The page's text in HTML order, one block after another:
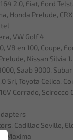
2.0, Fiat, Ford
Honda Prelude,
VW Golf 4
V8 en 100, Coupe,
Nissan Silvia
Saab 9000,
Sri, Toyota Celica,
16V Corrado, Scirocco
Cadillac Seville,
Maxima